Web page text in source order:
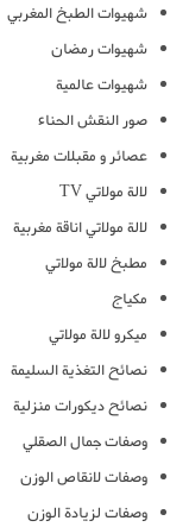
شهيوات الطبخ المغربي
شهيوات رمضان
شهيوات عالمية
صور النقش الحناء
عصائر و مقبلات مغربية
لالة مولاتي TV
لالة مولاتي اناقة مغربية
مطبخ لالة مولاتي
مكياج
ميكرو لالة مولاتي
نصائح التغذية السليمة
نصائح ديكورات منزلية
وصفات جمال الصقلي
وصفات لانقاص الوزن
وصفات لزيادة الوزن